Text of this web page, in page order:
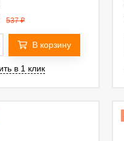
537₽
В корзину
в 1 клик